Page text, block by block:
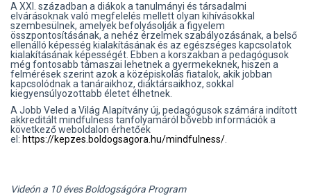
A XXI. században a diákok a tanulmányi és társadalmi
elvárásoknak való megfelelés mellett olyan kihívásokkal
szembesülnek, amelyek befolyásolják a figyelem
összpontosításának, a nehéz érzelmek szabályozásának, a belső
ellenálló képesség kialakításának és az egészséges kapcsolatok
kialakításának képességét. Ebben a korszakban a pedagógusok
még fontosabb támaszai lehetnek a gyermekeknek, hiszen a
felmérések szerint azok a középiskolás fiatalok, akik jobban
kapcsolódnak a tanáraikhoz, diáktársaikhoz, sokkal
kiegyensúlyozottabb életet élhetnek.
A Jobb Veled a Világ Alapítvány új, pedagógusok számára indított
akkreditált mindfulness tanfolyamáról bővebb információk a
következő weboldalon érhetőek
el: https://kepzes.boldogsagora.hu/mindfulness/.
Videón a 10 éves Boldogságóra Program